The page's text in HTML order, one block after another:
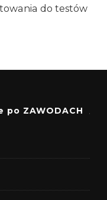
do testów
ZAWODACH